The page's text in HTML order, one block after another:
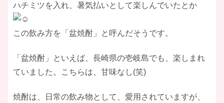
ハチミツを入れ、暑気払いとして楽しんでいたとか
この飲み方を「盆焼酎」と呼んだそうです。
​「盆焼酎」といえば、長崎県の壱岐島でも、楽しまれ
ていました。こちらは、甘味なし(笑)​
焼酎は、日常の飲み物として、愛用されていますが、